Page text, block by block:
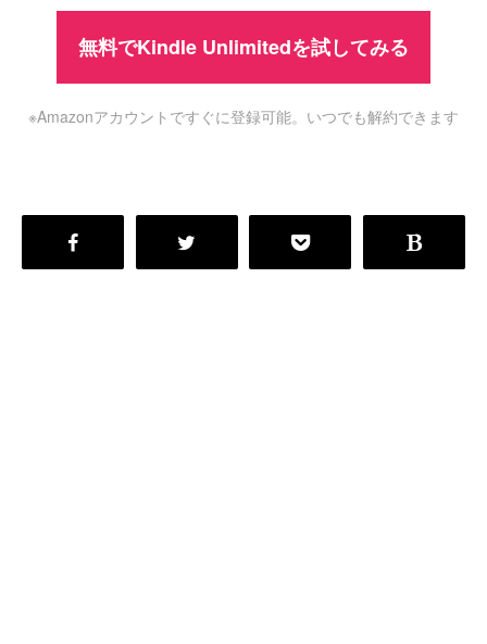
無料でKindle Unlimitedを試してみる
※Amazonアカウントですぐに登録可能。いつでも解約できます